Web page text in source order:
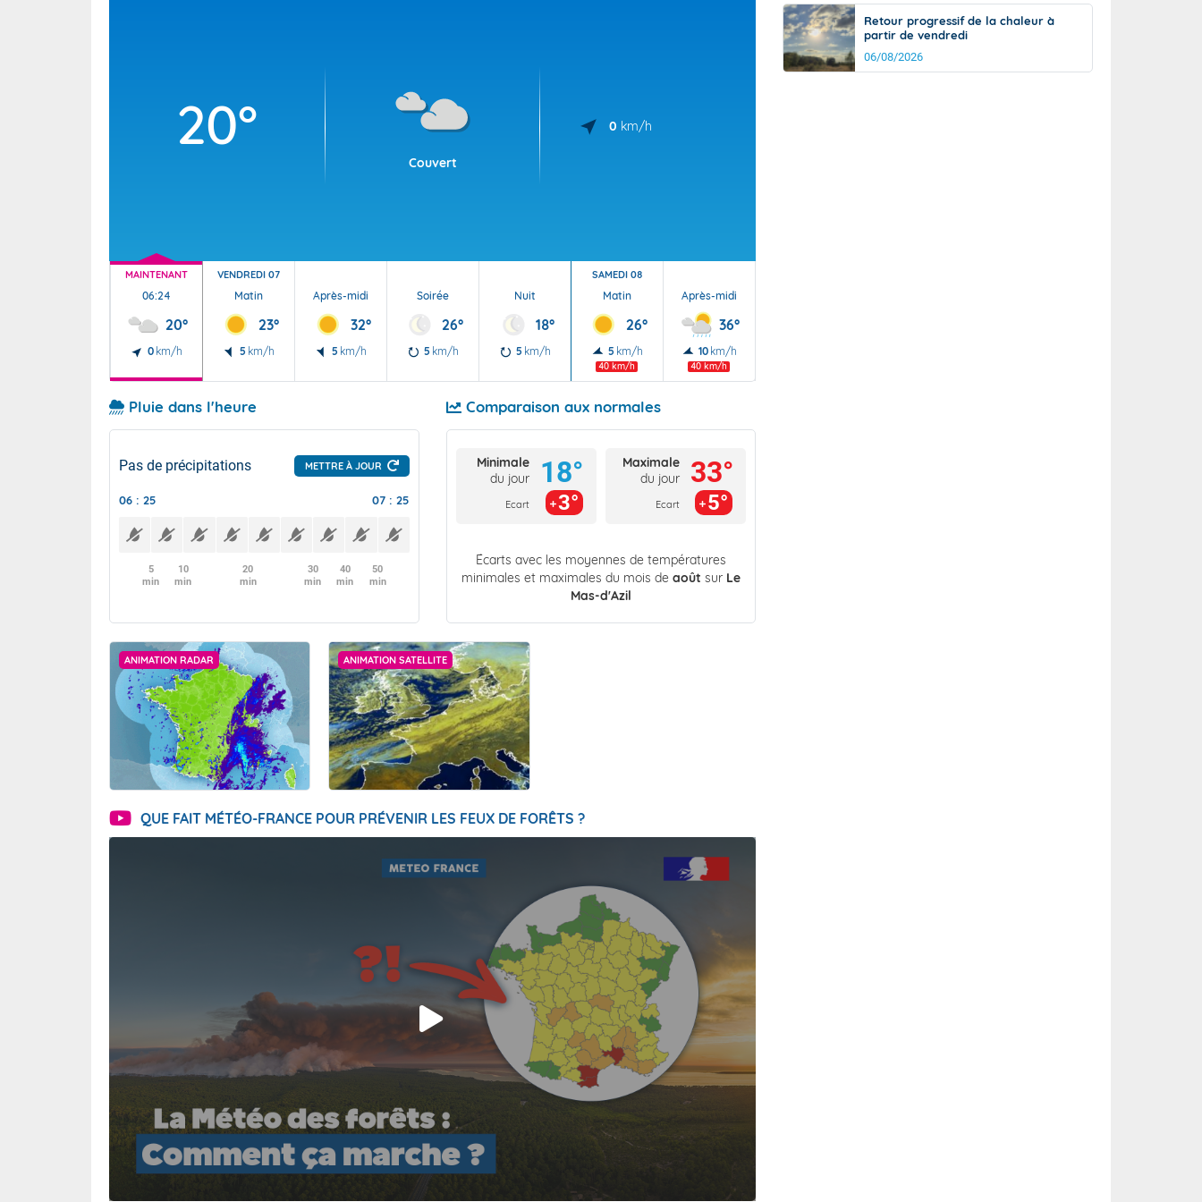
20°
Couvert
0 km/h
MAINTENANT
06:24
20°
0 km/h
VENDREDI 07
Matin
23°
5 km/h
Après-midi
32°
5 km/h
Soirée
26°
5 km/h
Nuit
18°
5 km/h
SAMEDI 08
Matin
26°
5 km/h
40 km/h
Après-midi
36°
10 km/h
40 km/h
Pluie dans l'heure
Pas de précipitations METTRE À JOUR
06 : 25 07 : 25
5
min
10
min
20
min
30
min
40
min
50
min
Comparaison aux normales
Minimale
du jour
Ecart
18°
3°
Maximale
du jour
Ecart
33°
5°
Écarts avec les moyennes de températures
minimales et maximales du mois de août sur Le
Mas-d'Azil
ANIMATION RADAR ANIMATION SATELLITE
QUE FAIT MÉTÉO-FRANCE POUR PRÉVENIR LES FEUX DE FORÊTS ?
Retour progressif de la chaleur à
partir de vendredi
06/08/2026